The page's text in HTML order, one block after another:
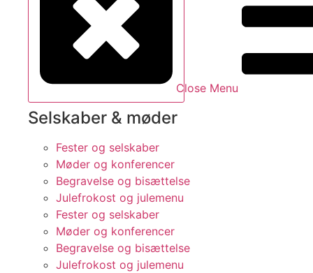
Close Menu
Selskaber & møder
Fester og selskaber
Møder og konferencer
Begravelse og bisættelse
Julefrokost og julemenu
Fester og selskaber
Møder og konferencer
Begravelse og bisættelse
Julefrokost og julemenu